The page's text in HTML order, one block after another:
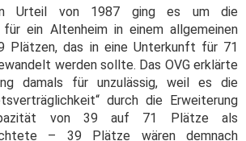
Urteil von 1987 ging es um die
für ein Altenheim in einem allgemeinen
Plätzen, das in eine Unterkunft für 71
werden sollte. Das OVG erklärte
damals für unzulässig, weil es die
durch die Erweiterung
von 39 auf 71 Plätze als
– 39 Plätze wären demnach